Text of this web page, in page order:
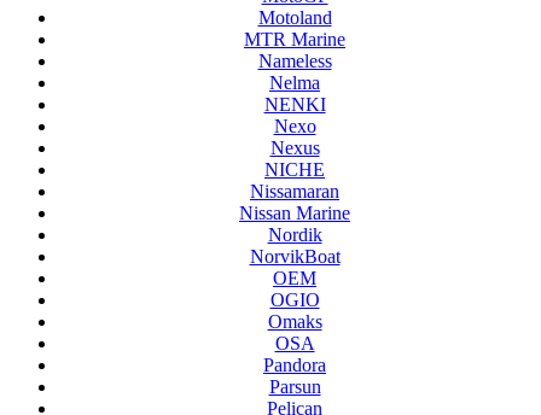
Motoland
MTR Marine
Nameless
Nelma
NENKI
Nexo
Nexus
NICHE
Nissamaran
Nissan Marine
Nordik
NorvikBoat
OEM
OGIO
Omaks
OSA
Pandora
Parsun
Pelican